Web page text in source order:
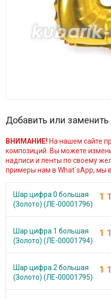
Добавить или
ВНИМАНИЕ! На нашем сайте
композиций. Вы можете
надписи и ленты по своему
примеры нам в What`sApp, мы
Шар цифра 0 большая
(Золото) (ЛЕ-00001796)
1
Шар цифра 1 большая
(Золото) (ЛЕ-00001794)
1
Шар цифра 2 большая
(Золото) (ЛЕ-00001795)
1